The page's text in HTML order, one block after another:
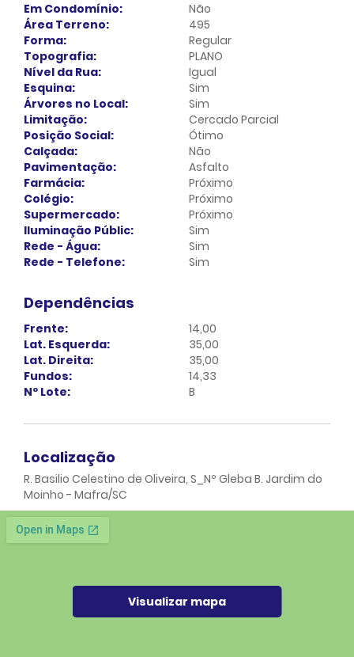
Em Condomínio:
Não
Área Terreno:
495
Forma:
Regular
Topografia:
PLANO
Nível da Rua:
Igual
Esquina:
Sim
Árvores no Local:
Sim
Limitação:
Cercado Parcial
Posição Social:
Ótimo
Calçada:
Não
Pavimentação:
Asfalto
Farmácia:
Próximo
Colégio:
Próximo
Supermercado:
Próximo
Iluminação Públic:
Sim
Rede - Água:
Sim
Rede - Telefone:
Sim
Dependências
Frente:
14,00
Lat. Esquerda:
35,00
Lat. Direita:
35,00
Fundos:
14,33
Nº Lote:
B
Localização
R. Basilio Celestino de Oliveira, S_Nº Gleba B. Jardim do
Moinho - Mafra/SC
Visualizar mapa